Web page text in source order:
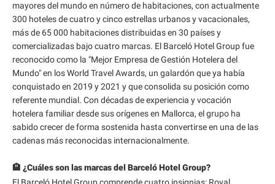
mayores del mundo en número de habitaciones, con actualmente
300 hoteles de cuatro y cinco estrellas urbanos y vacacionales,
más de 65 000 habitaciones distribuidas en 30 países y
comercializadas bajo cuatro marcas. El Barceló Hotel Group fue
reconocido como la "Mejor Empresa de Gestión Hotelera del
Mundo" en los World Travel Awards, un galardón que ya había
conquistado en 2019 y 2021 y que consolida su posición como
referente mundial. Con décadas de experiencia y vocación
hotelera familiar desde sus orígenes en Mallorca, el grupo ha
sabido crecer de forma sostenida hasta convertirse en una de las
cadenas más reconocidas internacionalmente.
🏨 ¿Cuáles son las marcas del Barceló Hotel Group?